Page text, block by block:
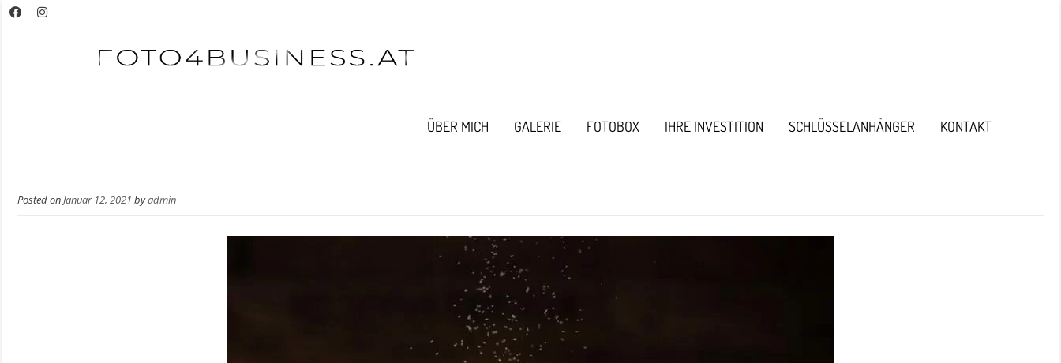
ÜBER MICH GALERIE FOTOBOX IHRE INVESTITION SCHLÜSSELANHÄNGER KONTAKT
Posted onJanuar 12, 2021 byadmin